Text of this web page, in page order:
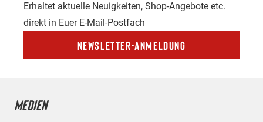
Erhaltet aktuelle Neuigkeiten, Shop-Angebote etc.
direkt in Euer E-Mail-Postfach
Newsletter-Anmeldung
MEDIEN